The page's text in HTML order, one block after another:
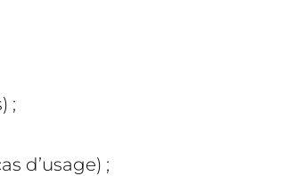
;
d’usage) ;